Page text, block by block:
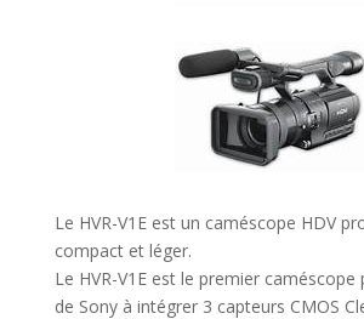
Le HVR-V1E est un caméscope HDV
compact et léger.
Le HVR-V1E est le premier
de Sony à intégrer 3 capteurs CMOS